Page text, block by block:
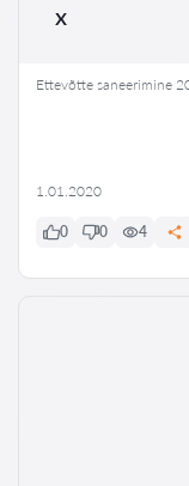
x
Ettevõtte saneerimine
1.01.2020
0 0 4